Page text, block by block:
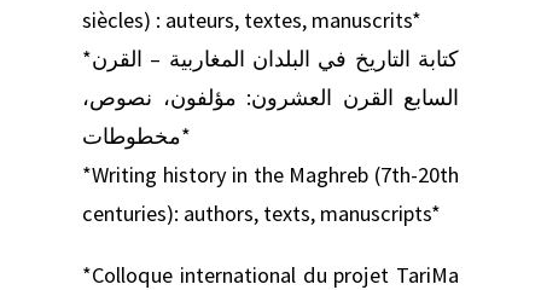
siècles) : auteurs, textes, manuscrits*
*كتابة التاريخ في البلدان المغاربية – القرن
السابع القرن العشرون: مؤلفون، نصوص،
مخطوطات*
*Writing history in the Maghreb (7th-20th
centuries): authors, texts, manuscripts*
*Colloque international du projet TariMa